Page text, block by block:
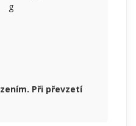
g
Při převzetí